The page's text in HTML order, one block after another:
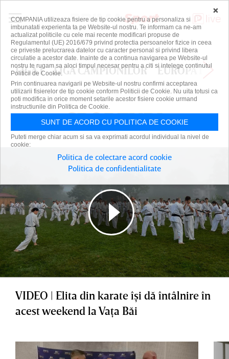
LIGA 1 LIGA CAMPIONILOR EUROPA
SPORTURI
SPORTURI
VIDEO | Elita din karate îşi dă întâlnire în
acest weekend la Vaţa Băi
×
COMPANIA utilizeaza fisiere de tip cookie pentru a personaliza si
imbunatati experienta ta pe Website-ul nostru. Te informam ca ne-am
actualizat politicile cu cele mai recente modificari propuse de
Regulamentul (UE) 2016/679 privind protectia persoanelor fizice in ceea
ce priveste prelucrarea datelor cu caracter personal si privind libera
circulatie a acestor date. Inainte de a continua navigarea pe Website-ul
nostru te rugam sa aloci timpul necesar pentru a citi si intelege continutul
Politicii de Cookie.
Prin continuarea navigarii pe Website-ul nostru confirmi acceptarea
utilizarii fisierelor de tip cookie conform Politicii de Cookie. Nu uita totusi ca
poti modifica in orice moment setarile acestor fisiere cookie urmand
instructiunile din Politica de Cookie.
SUNT DE ACORD CU POLITICA DE COOKIE
Puteti merge chiar acum si sa va exprimati acordul individual la nivel de
cookie:
Politica de colectare acord cookie
Politica de confidentialitate